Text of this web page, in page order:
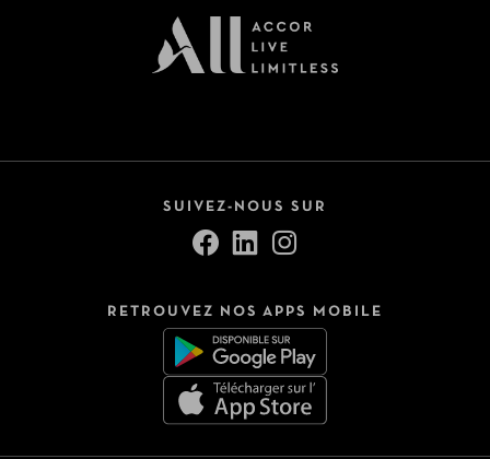
SUIVEZ-NOUS SUR
RETROUVEZ NOS APPS MOBILE